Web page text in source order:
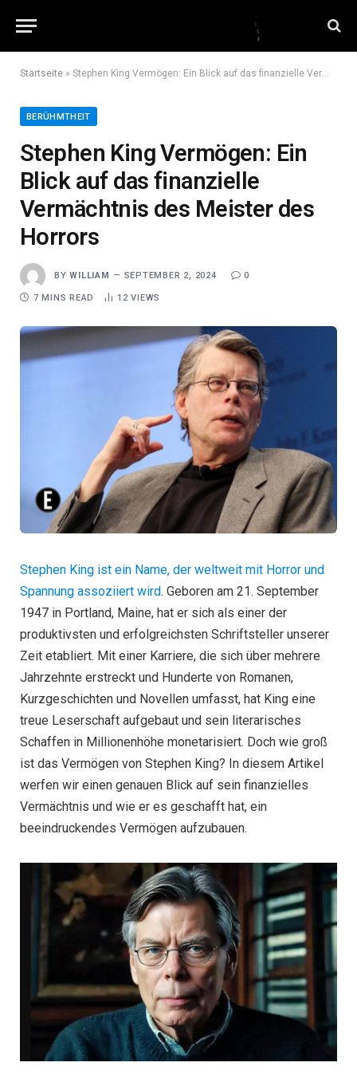
Startseite » Stephen King Vermögen: Ein Blick auf das finanzielle Vermächtnis des Meister des Horrors
BERÜHMTHEIT
Stephen King Vermögen: Ein
Blick auf das finanzielle
Vermächtnis des Meister des
Horrors
BY WILLIAM SEPTEMBER 2, 2024 0
7 MINS READ 12VIEWS
Stephen King ist ein Name, der weltweit mit Horror und
Spannung assoziiert wird. Geboren am 21. September
1947 in Portland, Maine, hat er sich als einer der
produktivsten und erfolgreichsten Schriftsteller unserer
Zeit etabliert. Mit einer Karriere, die sich über mehrere
Jahrzehnte erstreckt und Hunderte von Romanen,
Kurzgeschichten und Novellen umfasst, hat King eine
treue Leserschaft aufgebaut und sein literarisches
Schaffen in Millionenhöhe monetarisiert. Doch wie groß
ist das Vermögen von Stephen King? In diesem Artikel
werfen wir einen genauen Blick auf sein finanzielles
Vermächtnis und wie er es geschafft hat, ein
beeindruckendes Vermögen aufzubauen.